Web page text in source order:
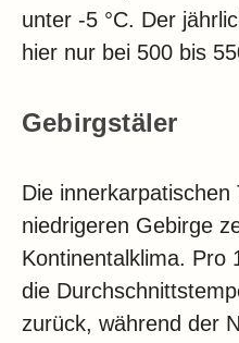
unter -5 °C. Der
hier nur bei 500 bis
Gebirgstäler
Die innerkarpatischen
niedrigeren Gebirge
Kontinentalklima. Pro
die
zurück, während der